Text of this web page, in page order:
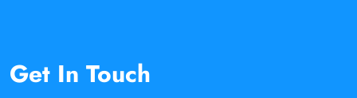
Get In Touch